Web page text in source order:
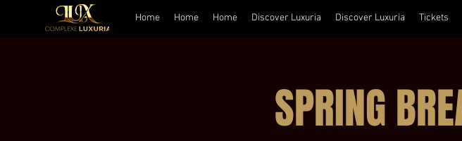
Home Home Home Discover Luxuria Discover Luxuria Tickets
SPRING